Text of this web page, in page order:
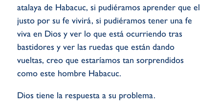
atalaya de Habacuc, si pudiéramos aprender que el
justo por su fe vivirá, si pudiéramos tener una fe
viva en Dios y ver lo que está ocurriendo tras
bastidores y ver las ruedas que están dando
vueltas, creo que estaríamos tan sorprendidos
como este hombre Habacuc.
Dios tiene la respuesta a su problema.